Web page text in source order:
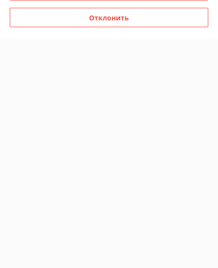
Отклонить